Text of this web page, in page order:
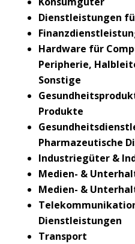
Dienstleistungen
Hardware für
Peripherie,
Sonstige
Produkte
Pharmazeutische
Industriegüter &
Medien- &
Medien- &
Dienstleistungen
Transport